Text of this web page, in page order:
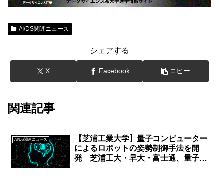
AI/DS関連ニュース
シェアする
X Facebook コピー
関連記事
AI/DS関連ニュース
【芝浦工業大学】量⼦コンピューター
によるロボットの姿勢制御⼿法を開
発 芝浦⼯⼤・早⼤・富⼠通、量⼦技